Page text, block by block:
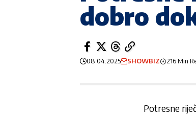
dobro
08.04.2025 SHOWBIZ 216 Min
Potresne